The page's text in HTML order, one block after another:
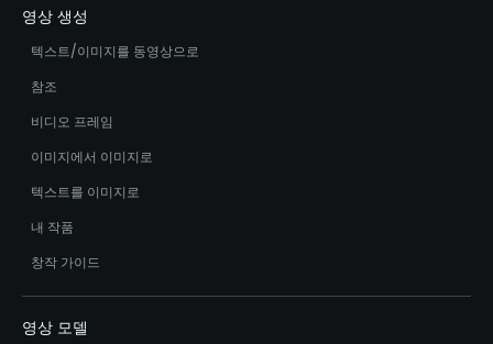
영상 생성
텍스트/이미지를 동영상으로
참조
비디오 프레임
이미지에서 이미지로
텍스트를 이미지로
내 작품
창작 가이드
영상 모델